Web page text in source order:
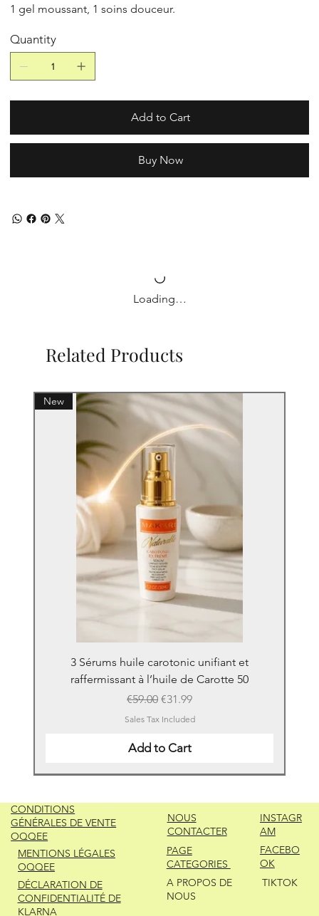
1 gel moussant, 1 soins douceur.
Quantity
Add to Cart
Buy Now
Loading…
Related Products
New
3 Sérums huile carotonic unifiant et
raffermissant à l’huile de Carotte 50
Regular Price
€59.00 Sale Price
€31.99
Sales Tax Included
Add to Cart
INSTAGR
AM
FACEBO
OK
TIKTOK
NOUS
CONTACTER
PAGE
CATEGORIES
A PROPOS DE
NOUS
CONDITIONS
GÉNÉRALES DE VENTE
OQQEE
MENTIONS LÉGALES
OQQEE
DÉCLARATION DE
CONFIDENTIALITÉ DE
KLARNA